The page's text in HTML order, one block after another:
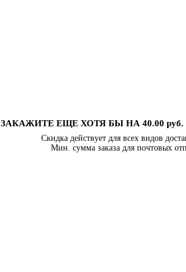
ЗАКАЖИТЕ ЕЩЕ ХОТЯ БЫ НА 40.00
Скидка действует для всех видов
Мин. сумма заказа для почтовых